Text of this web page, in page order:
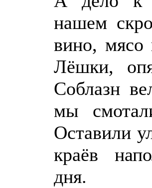
нашем
вино,
Лёшки,
Соблазн
мы
Оставили
краёв
дня.